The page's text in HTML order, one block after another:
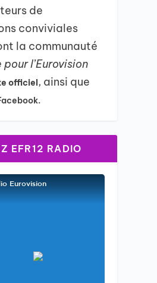
de
conviviales
la communauté
pour l’Eurovision
officiel, ainsi que
EFR12 RADIO